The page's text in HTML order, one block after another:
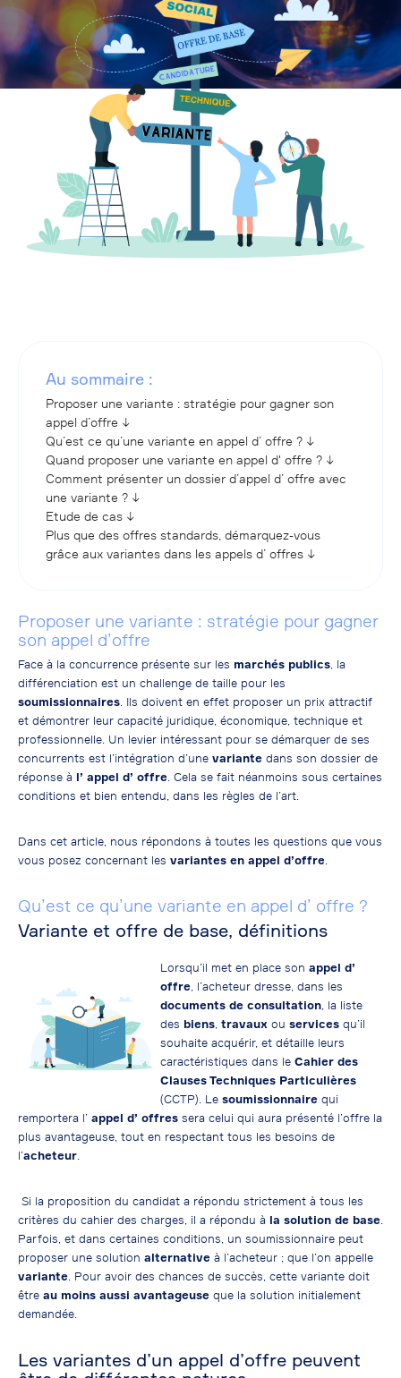
Au sommaire :
Proposer une variante : stratégie pour gagner son
appel d’offre ↓
Qu’est ce qu’une variante en appel d’ offre ? ↓
Quand proposer une variante en appel d' offre ? ↓
Comment présenter un dossier d’appel d’ offre avec
une variante ? ↓
Etude de cas ↓
Plus que des offres standards, démarquez-vous
grâce aux variantes dans les appels d’ offres ↓
Proposer une variante : stratégie pour gagner
son appel d’offre
Face à la concurrence présente sur les marchés publics, la
différenciation est un challenge de taille pour les
soumissionnaires. Ils doivent en effet proposer un prix attractif
et démontrer leur capacité juridique, économique, technique et
professionnelle. Un levier intéressant pour se démarquer de ses
concurrents est l’intégration d’une variante dans son dossier de
réponse à l’ appel d’ offre. Cela se fait néanmoins sous certaines
conditions et bien entendu, dans les règles de l’art.
Dans cet article, nous répondons à toutes les questions que vous
vous posez concernant les variantes en appel d’offre.
Qu’est ce qu’une variante en appel d’ offre ?
Variante et offre de base, définitions
Lorsqu’il met en place son appel d’
offre, l’acheteur dresse, dans les
documents de consultation, la liste
des biens, travaux ou services qu’il
souhaite acquérir, et détaille leurs
caractéristiques dans le Cahier des
Clauses Techniques Particulières
(CCTP). Le soumissionnaire qui
remportera l’ appel d’ offres sera celui qui aura présenté l’offre la
plus avantageuse, tout en respectant tous les besoins de
l’acheteur.
Si la proposition du candidat a répondu strictement à tous les
critères du cahier des charges, il a répondu à la solution de base.
Parfois, et dans certaines conditions, un soumissionnaire peut
proposer une solution alternative à l’acheteur ; que l’on appelle
variante. Pour avoir des chances de succès, cette variante doit
être au moins aussi avantageuse que la solution initialement
demandée.
Les variantes d’un appel d’offre peuvent